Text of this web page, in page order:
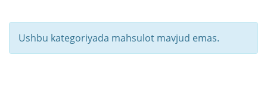
Ushbu kategoriyada mahsulot mavjud emas.